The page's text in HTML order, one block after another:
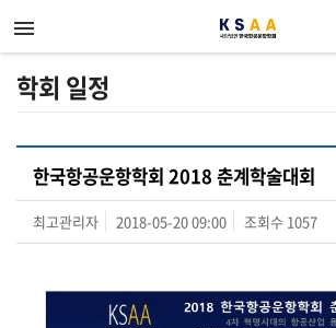
학회 일정
한국항공운항학회 2018 춘계학술대회
최고관리자 2018-05-20 09:00 조회수 1057